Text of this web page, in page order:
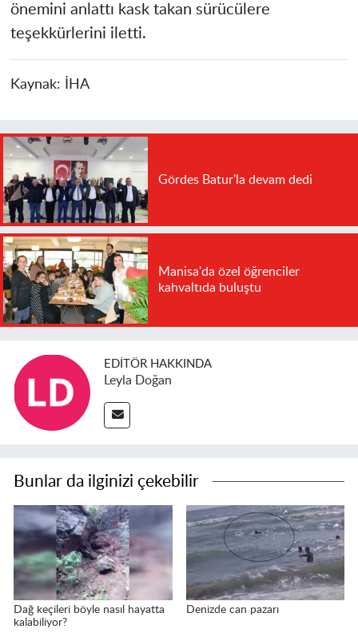
önemini anlattı kask takan sürücülere
teşekkürlerini iletti.
Kaynak: İHA
Gördes Batur'la devam dedi
Manisa'da özel öğrenciler
kahvaltıda buluştu
EDITÖR HAKKINDA
Leyla Doğan
Bunlar da ilginizi çekebilir
Dağ keçileri böyle nasıl hayatta
kalabiliyor?
Denizde can pazarı